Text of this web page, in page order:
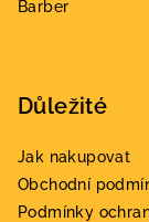
Barber
Důležité
Jak nakupovat
Obchodní
Podmínky